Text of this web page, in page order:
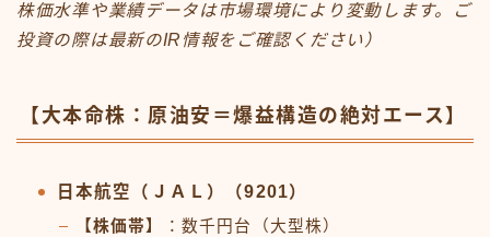
株価水準や業績データは市場環境により変動します。ご
投資の際は最新のIR情報をご確認ください）
【大本命株：原油安＝爆益構造の絶対エース】
日本航空（ＪＡＬ）（9201）
【株価帯】
：数千円台（大型株）